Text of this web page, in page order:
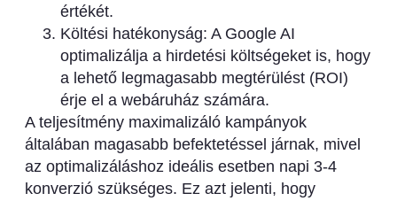
értékét.
Költési hatékonyság: A Google AI
optimalizálja a hirdetési költségeket is, hogy
a lehető legmagasabb megtérülést (ROI)
érje el a webáruház számára.
A teljesítmény maximalizáló kampányok
általában magasabb befektetéssel járnak, mivel
az optimalizáláshoz ideális esetben napi 3-4
konverzió szükséges. Ez azt jelenti, hogy